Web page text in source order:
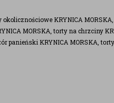
okolicznościowe KRYNICA
MORSKA, torty na chrzciny
panieński KRYNICA MORSKA,